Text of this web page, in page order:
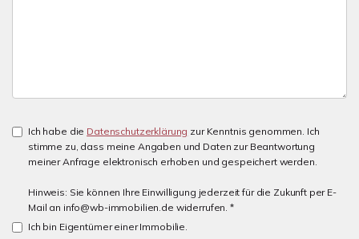
Ich habe die Datenschutzerklärung zur Kenntnis genommen. Ich
stimme zu, dass meine Angaben und Daten zur Beantwortung
meiner Anfrage elektronisch erhoben und gespeichert werden.
Hinweis: Sie können Ihre Einwilligung jederzeit für die Zukunft per E-
Mail an info@wb-immobilien.de widerrufen. *
Ich bin Eigentümer einer Immobilie.